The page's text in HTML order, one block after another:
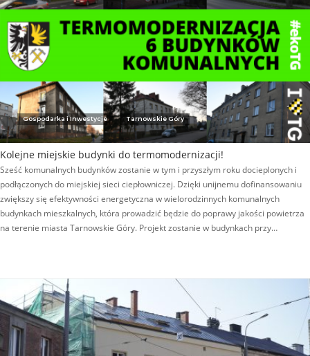
Gospodarka i Inwestycje Tarnowskie Góry
Kolejne miejskie budynki do termomodernizacji!
Sześć komunalnych budynków zostanie w tym i przyszłym roku docieplonych i
podłączonych do miejskiej sieci ciepłowniczej. Dzięki unijnemu dofinansowaniu
zwiększy się efektywności energetyczna w wielorodzinnych komunalnych
budynkach mieszkalnych, która prowadzić będzie do poprawy jakości powietrza
na terenie miasta Tarnowskie Góry. Projekt zostanie w budynkach przy…